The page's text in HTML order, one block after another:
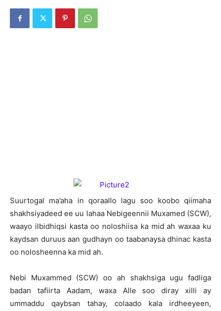
Suurtogal ma’aha in qoraallo lagu soo koobo qiimaha
shakhsiyadeed ee uu lahaa Nebigeennii Muxamed (SCW),
waayo ilbidhiqsi kasta oo noloshiisa ka mid ah waxaa ku
kaydsan duruus aan gudhayn oo taabanaysa dhinac kasta
oo nolosheenna ka mid ah.
Nebi Muxammed (SCW) oo ah shakhsiga ugu fadliga
badan tafiirta Aadam, waxa Alle soo diray xilli ay
ummaddu qaybsan tahay, colaado kala irdheeyeen,